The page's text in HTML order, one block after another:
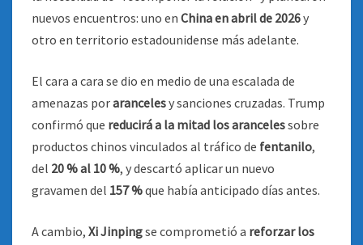
nuevos encuentros: uno en China en abril de 2026y
otro en territorio estadounidense más adelante.
El cara a cara se dio en medio de una escalada de
amenazas porarancelesy sanciones cruzadas. Trump
confirmó que reducirá a la mitad los arancelessobre
productos chinos vinculados al tráfico de fentanilo,
del 20 % al 10 %, y descartó aplicar un nuevo
gravamen del 157 %que había anticipado días antes.
A cambio, Xi Jinpingse comprometió a reforzar los